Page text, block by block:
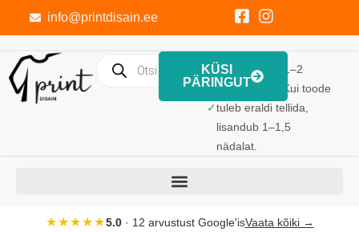
info@printdisain.ee
KÜSI
PÄRINGUT
✓
Trükk valmib 1–2
tööpäevaga. Kui toode
tuleb eraldi tellida,
lisandub 1–1,5
nädalat.
★★★★★5.0· 12 arvustust Google'isVaata kõiki →